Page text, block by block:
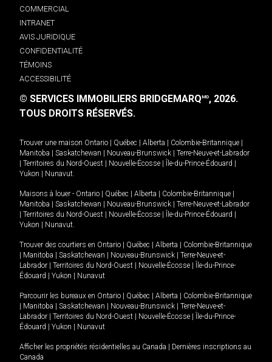
COMMERCIAL
INTRANET
AVIS JURIDIQUE
CONFIDENTIALITÉ
TÉMOINS
ACCESSIBILITÉ
© SERVICES IMMOBILIERS BRIDGEMARQMD, 2026.
TOUS DROITS RÉSERVÉS.
Trouver une maison Ontario Québec Alberta Colombie-Britannique
Manitoba
Saskatchewan Nouveau-Brunswick
Terre-Neuve-et-Labrador
Territoires du Nord-Ouest Nouvelle-Écosse Île-du-Prince-Édouard
Yukon
Nunavut.
Maisons à louer - Ontario Québec Alberta Colombie-Britannique
Manitoba
Saskatchewan Nouveau-Brunswick
Terre-Neuve-et-Labrador
Territoires du Nord-Ouest Nouvelle-Écosse Île-du-Prince-Édouard
Yukon
Nunavut.
Trouver des courtiers en Ontario Québec Alberta
Colombie-Britannique
Manitoba Saskatchewan Nouveau-Brunswick
Terre-Neuve-et-
Labrador
Territoires du Nord-Ouest Nouvelle-Écosse
Île-du-Prince-
Édouard
Yukon Nunavut
Parcourir les bureaux en Ontario Québec Alberta
Colombie-Britannique
Manitoba Saskatchewan Nouveau-Brunswick
Terre-Neuve-et-
Labrador
Territoires du Nord-Ouest Nouvelle-Écosse
Île-du-Prince-
Édouard
Yukon Nunavut
Afficher les propriétés résidentielles au Canada
Dernières inscriptions au
Canada